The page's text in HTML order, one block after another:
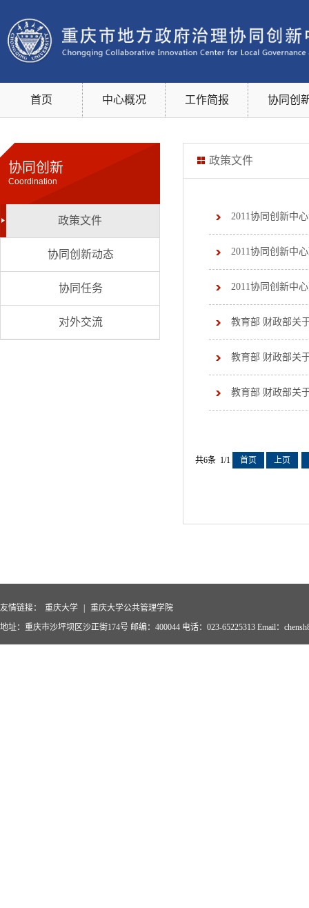
首页 中心概况 工作简报 协同创
协同创新
Coordination
政策文件
协同创新动态
协同任务
对外交流
政策文件
2011协同创新中
2011协同创新中
2011协同创新中
教育部 财政部关
教育部 财政部关
教育部 财政部关
共6条 1/1 首页 上页
友情链接： 重庆大学
重庆大学公共管理学院
地址：重庆市沙坪坝区沙正街174号 邮编：400044 电话：023-65225313 Email：